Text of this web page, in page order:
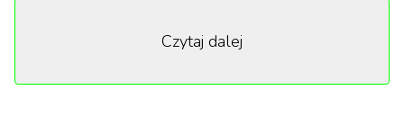
instrumenty muzyczne oraz inne artefakty
Czytaj dalej